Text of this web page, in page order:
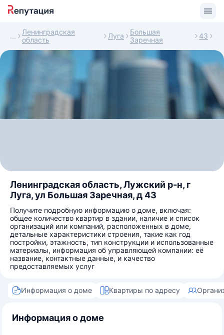
Ленинградская
область
Луга
Большая
Заречная
43
Ленинградская область, Лужский р-н, г
Луга, ул Большая Заречная, д 43
Получите подробную информацию о доме, включая:
общее количество квартир в здании, наличие и список
организаций или компаний, расположенных в доме,
детальные характеристики строения, такие как год
постройки, этажность, тип конструкции и использованные
материалы, информация об управляющей компании: её
название, контактные данные, и качество
предоставляемых услуг
Информация о доме Квартиры по адресу
Информация о доме